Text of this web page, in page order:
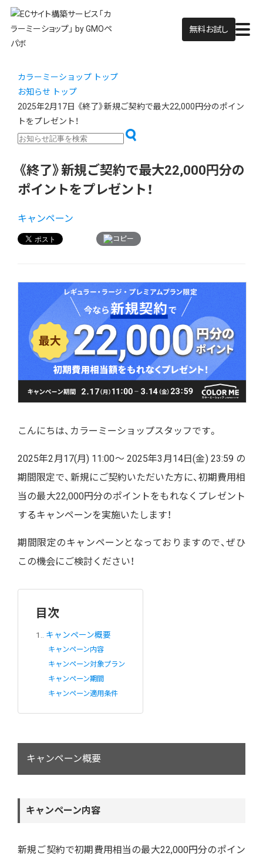
無料お試し
カラーミーショップ トップ
お知らせ トップ
2025年2月17日 《終了》新規ご契約で最大22,000円分のポイン
トをプレゼント！
《終了》新規ご契約で最大22,000円分の
ポイントをプレゼント！
キャンペーン
コピー
こんにちは、カラーミーショップスタッフです。
2025年2月17(月) 11:00～ 2025年3月14日(金) 23:59 の
期間限定で、新規にご契約いただいた方に、初期費用相
当の最大22,000円分のポイントをもれなくプレゼント
するキャンペーンを実施いたします！
期間限定のキャンペーン となっておりますので、ぜひ
この機会にご検討ください！
目次
1. キャンペーン概要
キャンペーン内容
キャンペーン対象プラン
キャンペーン期間
キャンペーン適用条件
キャンペーン概要
キャンペーン内容
新規ご契約で初期費用相当の最大22,000円分のポイン